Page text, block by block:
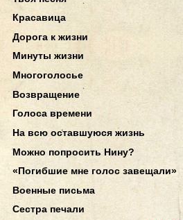
Красавица
Дорога к жизни
Минуты жизни
Многоголосье
Возвращение
Голоса времени
На всю оставшуюся жизнь
Можно попросить Нину?
«Погибшие мне голос завещали»
Военные письма
Сестра печали